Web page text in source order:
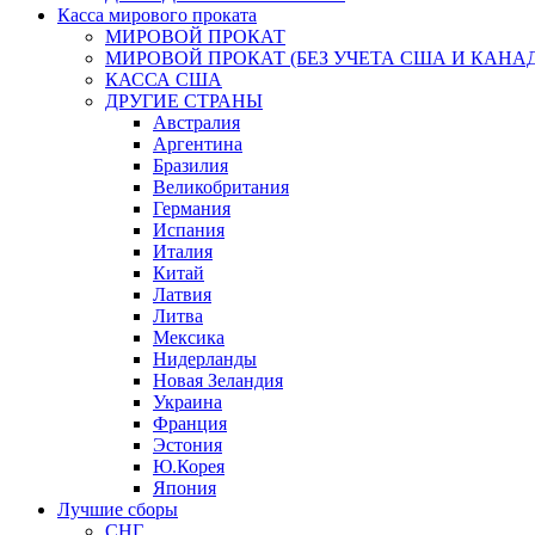
Касса мирового проката
МИРОВОЙ ПРОКАТ
МИРОВОЙ ПРОКАТ (БЕЗ УЧЕТА США И
КАССА США
ДРУГИЕ СТРАНЫ
Австралия
Аргентина
Бразилия
Великобритания
Германия
Испания
Италия
Китай
Латвия
Литва
Мексика
Нидерланды
Новая Зеландия
Украина
Франция
Эстония
Ю.Корея
Япония
Лучшие сборы
СНГ